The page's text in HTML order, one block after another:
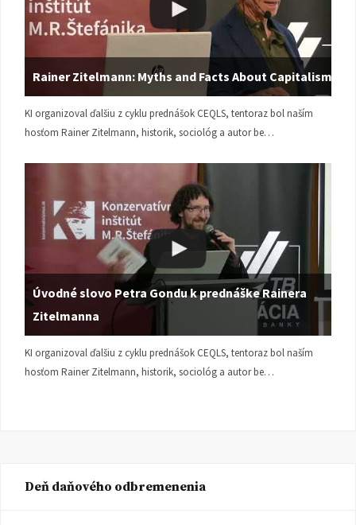
Rainer Zitelmann: Myths and Facts About Capitalism
KI organizoval ďalšiu z cyklu prednášok CEQLS, tentoraz bol naším
hosťom Rainer Zitelmann, historik, sociológ a autor be…
Úvodné slovo Petra Gondu k prednáške Rainera
Zitelmanna
KI organizoval ďalšiu z cyklu prednášok CEQLS, tentoraz bol naším
hosťom Rainer Zitelmann, historik, sociológ a autor be…
Deň daňového odbremenenia